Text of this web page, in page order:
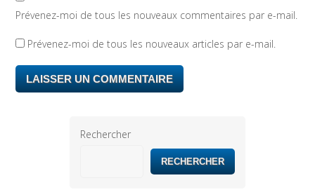
Prévenez-moi de tous les nouveaux commentaires par e-mail.
Prévenez-moi de tous les nouveaux articles par e-mail.
Rechercher
RECHERCHER